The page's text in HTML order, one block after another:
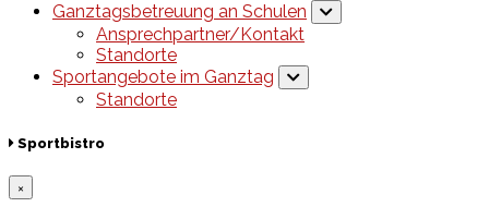
Ganztagsbetreuung an Schulen
Ansprechpartner/Kontakt
Standorte
Sportangebote im Ganztag
Standorte
Sportbistro
×